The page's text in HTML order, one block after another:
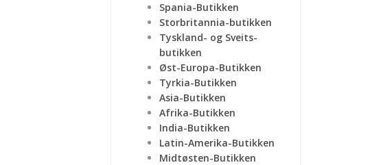
Spania-Butikken
Storbritannia-butikken
Tyskland- og Sveits-
butikken
Øst-Europa-Butikken
Tyrkia-Butikken
Asia-Butikken
Afrika-Butikken
India-Butikken
Latin-Amerika-Butikken
Midtøsten-Butikken